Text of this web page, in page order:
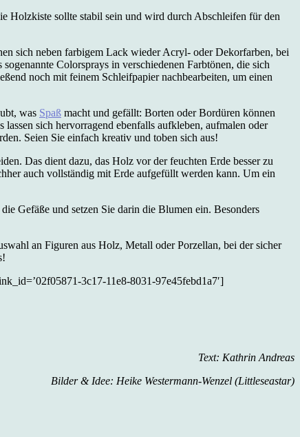
Holzkiste sollte stabil sein und wird durch Abschleifen für den
sich neben farbigem Lack wieder Acryl- oder Dekorfarben, bei
Colorsprays in verschiedenen Farbtönen, die sich
noch mit feinem Schleifpapier nachbearbeiten, um einen
was Spaß macht und gefällt: Borten oder Bordüren können
sich hervorragend ebenfalls aufkleben, aufmalen oder
Seien Sie einfach kreativ und toben sich aus!
Das dient dazu, das Holz vor der feuchten Erde besser zu
auch vollständig mit Erde aufgefüllt werden kann. Um ein
Gefäße und setzen Sie darin die Blumen ein. Besonders
an Figuren aus Holz, Metall oder Porzellan, bei der sicher
3c17-11e8-8031-97e45febd1a7′]
Text: Kathrin Andreas
Bilder & Idee: Heike Westermann-Wenzel (Littleseastar)